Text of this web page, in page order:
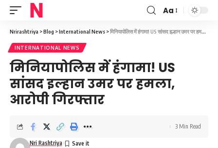
Font
Resizer
Aa
Nrirashtriya >Blog >International News >मिनियापोलिस में हंगामा! US सांसद इल्हान उमर पर हमला, आरोपी गिरफ्तार
INTERNATIONAL NEWS
मिनियापोलिस में हंगामा! US
सांसद इल्हान उमर पर हमला,
आरोपी गिरफ्तार
Nri Rashtriya
3 Min Read